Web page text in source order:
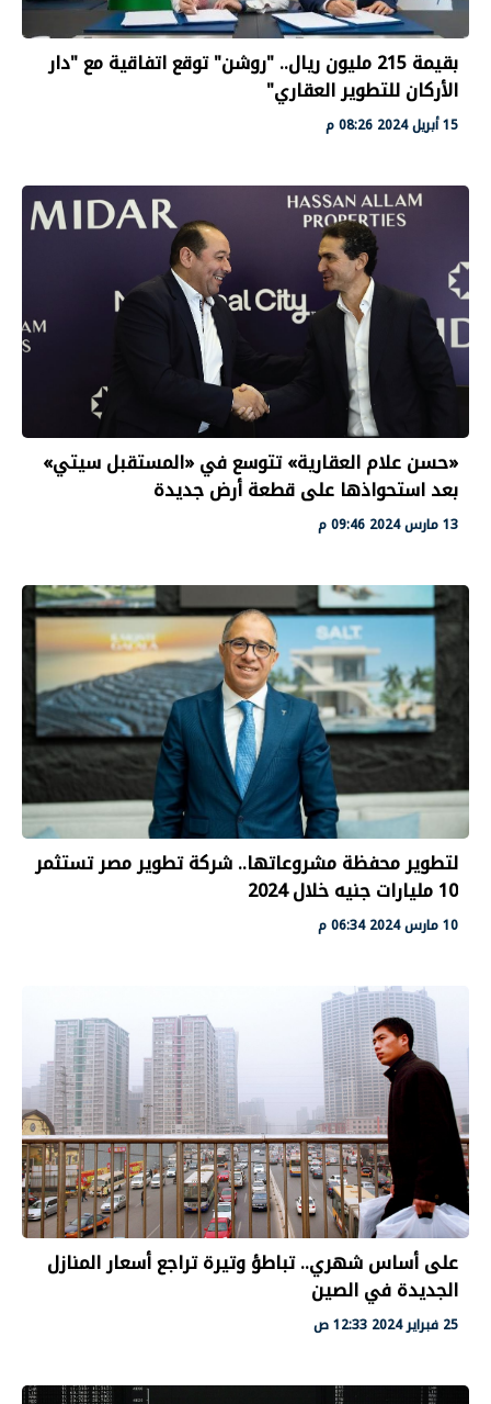
بقيمة 215 مليون ريال.. "روشن" توقع اتفاقية مع "دار
الأركان للتطوير العقاري"
15 أبريل 2024 08:26 م
«حسن علام العقارية» تتوسع في «المستقبل سيتي»
بعد استحواذها على قطعة أرض جديدة
13 مارس 2024 09:46 م
لتطوير محفظة مشروعاتها.. شركة تطوير مصر تستثمر
10 مليارات جنيه خلال 2024
10 مارس 2024 06:34 م
على أساس شهري.. تباطؤ وتيرة تراجع أسعار المنازل
الجديدة في الصين
25 فبراير 2024 12:33 ص